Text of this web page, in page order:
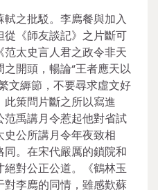
之批駁。李廌餐與加入
《師友談記》之片斷可
太史言人君之政令非天
開頭，暢論“王者應天以
文縟節，不要尋求虛文好
策問片斷之所以寫進
范禹講月令惹起他對省試
公所講月令年夜致相
。在宋代嚴厲的鎖院和
對公正公道。《鶴林玉
李廌的同情，雖感歎蘇